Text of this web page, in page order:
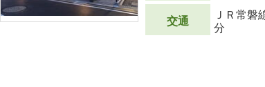
交通
ＪＲ常磐
分